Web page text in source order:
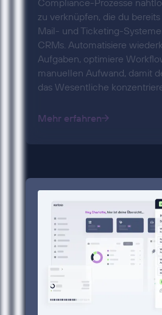
Compliance-Prozesse
zu verknüpfen, die du
Mail- und Ticketing-
CRMs. Automatisiere
Aufgaben, optimiere
manuellen Aufwand, damit
das Wesentliche
Mehr erfahren